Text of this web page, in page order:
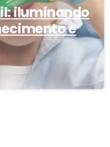
iluminando
e